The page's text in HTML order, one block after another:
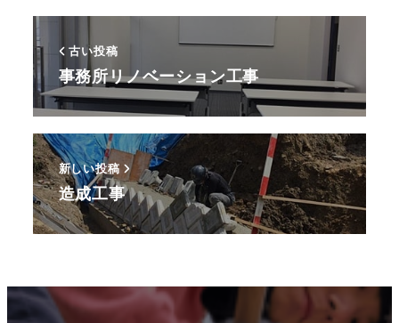
古い投稿
事務所リノベーション工事
新しい投稿
造成工事